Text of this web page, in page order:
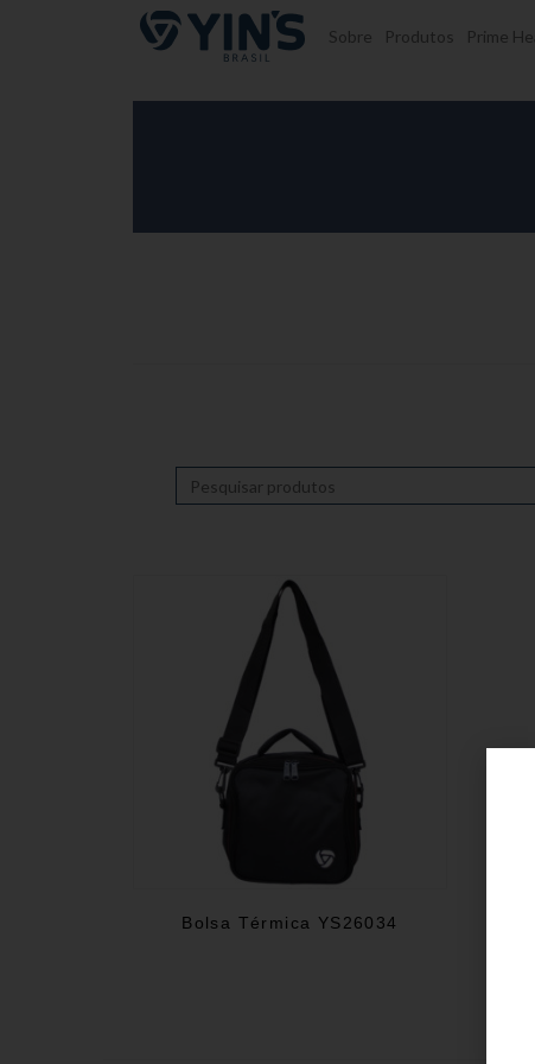
Pular para o conteúdo Sobre Produtos Prime
Bolsa Térmica YS26034